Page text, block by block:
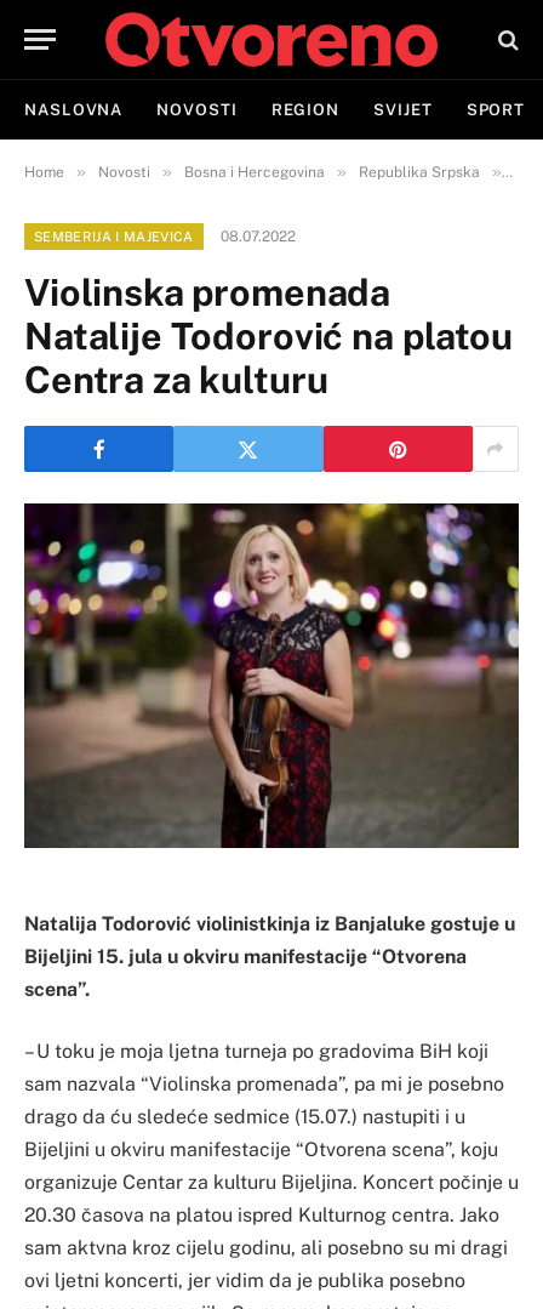
NASLOVNA NOVOSTI REGION SVIJET SPORT
Home » Novosti » Bosna i Hercegovina » Republika Srpska »
SEMBERIJA I MAJEVICA 08.07.2022
Violinska promenada
Natalije Todorović na platou
Centra za kulturu
Natalija Todorović violinistkinja iz Banjaluke gostuje u
Bijeljini 15. jula u okviru manifestacije “Otvorena
scena”.
– U toku je moja ljetna turneja po gradovima BiH koji
sam nazvala “Violinska promenada”, pa mi je posebno
drago da ću sledeće sedmice (15.07.) nastupiti i u
Bijeljini u okviru manifestacije “Otvorena scena”, koju
organizuje Centar za kulturu Bijeljina. Koncert počinje u
20.30 časova na platou ispred Kulturnog centra. Jako
sam aktvna kroz cijelu godinu, ali posebno su mi dragi
ovi ljetni koncerti, jer vidim da je publika posebno